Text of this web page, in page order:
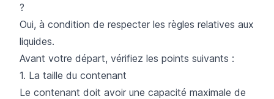
?
Oui, à condition de respecter les règles relatives aux
liquides.
Avant votre départ, vérifiez les points suivants :
1. La taille du contenant
Le contenant doit avoir une capacité maximale de